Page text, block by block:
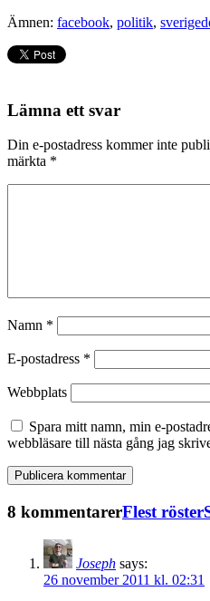
Ämnen: facebook, politik,
Lämna ett svar
Din e-postadress kommer inte
märkta *
Namn *
E-postadress *
Webbplats
Spara mitt namn, min e-
webbläsare till nästa gång jag
8 kommentarerFlest röster
Joseph says:
26 november 2011 kl. 02:31